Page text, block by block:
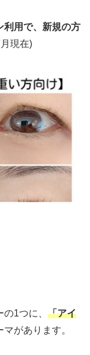
利用で、新規の方
現在)
1つに、 「アイ
があります。